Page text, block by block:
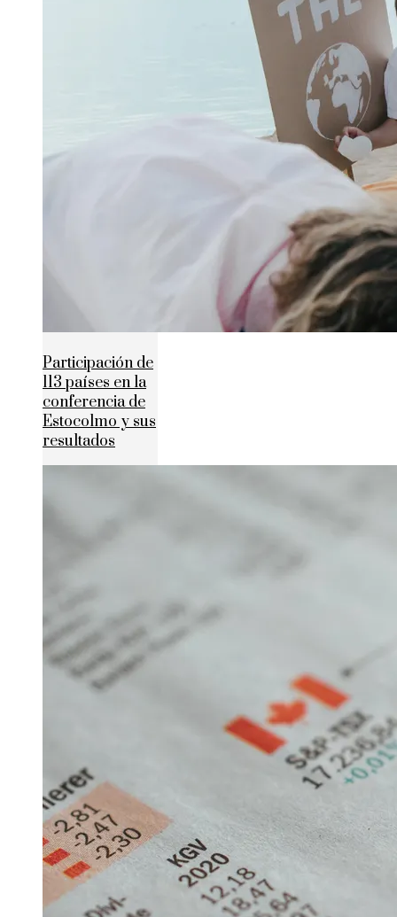
Participación de
113 países en la
conferencia de
Estocolmo y sus
resultados